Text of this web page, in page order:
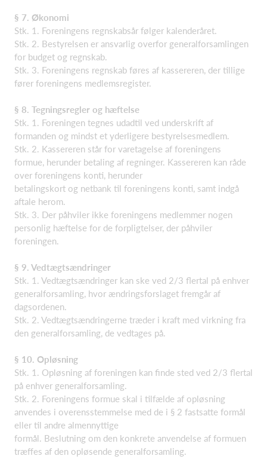
§ 7. Økonomi
Stk. 1. Foreningens regnskabsår følger kalenderåret.
Stk. 2. Bestyrelsen er ansvarlig overfor generalforsamlingen
for budget og regnskab.
Stk. 3. Foreningens regnskab føres af kassereren, der tillige
fører foreningens medlemsregister.
§ 8. Tegningsregler og hæftelse
Stk. 1. Foreningen tegnes udadtil ved underskrift af
formanden og mindst et yderligere bestyrelsesmedlem.
Stk. 2. Kassereren står for varetagelse af foreningens
formue, herunder betaling af regninger. Kassereren kan råde
over foreningens konti, herunder
betalingskort og netbank til foreningens konti, samt indgå
aftale herom.
Stk. 3. Der påhviler ikke foreningens medlemmer nogen
personlig hæftelse for de forpligtelser, der påhviler
foreningen.
§ 9. Vedtægtsændringer
Stk. 1. Vedtægtsændringer kan ske ved 2/3 flertal på enhver
generalforsamling, hvor ændringsforslaget fremgår af
dagsordenen.
Stk. 2. Vedtægtsændringerne træder i kraft med virkning fra
den generalforsamling, de vedtages på.
§ 10. Opløsning
Stk. 1. Opløsning af foreningen kan finde sted ved 2/3 flertal
på enhver generalforsamling.
Stk. 2. Foreningens formue skal i tilfælde af opløsning
anvendes i overensstemmelse med de i § 2 fastsatte formål
eller til andre almennyttige
formål. Beslutning om den konkrete anvendelse af formuen
træffes af den opløsende generalforsamling.